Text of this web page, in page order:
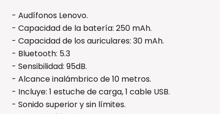
- Audífonos Lenovo.
- Capacidad de la batería: 250 mAh.
- Capacidad de los auriculares: 30 mAh.
- Bluetooth: 5.3
- Sensibilidad: 95dB.
- Alcance inalámbrico de 10 metros.
- Incluye: 1 estuche de carga, 1 cable USB.
- Sonido superior y sin límites.